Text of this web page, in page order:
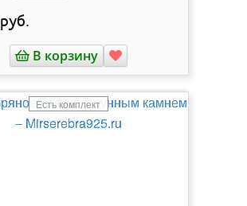
руб.
В корзину
Есть комплект